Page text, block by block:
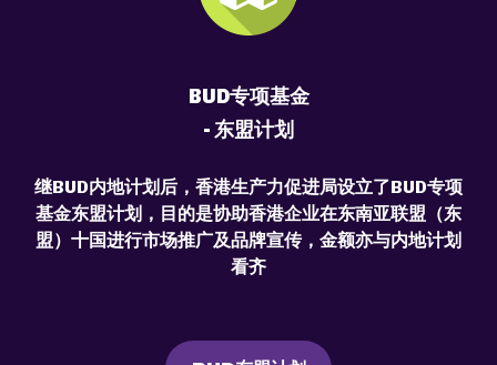
BUD专项基金
- 东盟计划
继BUD内地计划后，香港生产力促进局设立了BUD专项
基金东盟计划，目的是协助香港企业在东南亚联盟（东
盟）十国进行市场推广及品牌宣传，金额亦与内地计划
看齐